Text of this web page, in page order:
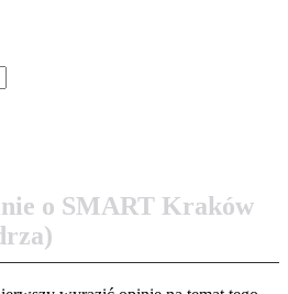
o SMART Kraków